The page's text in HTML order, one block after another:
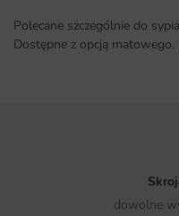
Polecane szczególnie do
Dostępne z opcją
dowolne